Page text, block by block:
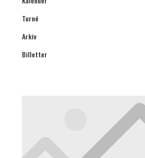
Turné
Arkiv
Billetter